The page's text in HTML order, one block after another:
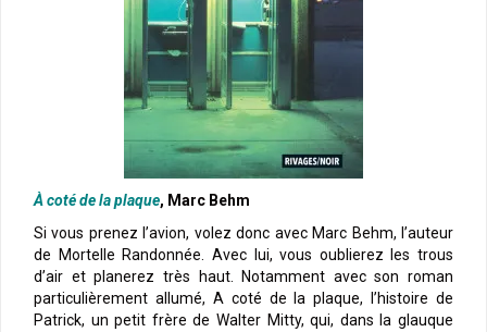
À coté de la plaque, Marc Behm
Si vous prenez l’avion, volez donc avec Marc Behm, l’auteur
de Mortelle Randonnée. Avec lui, vous oublierez les trous
d’air et planerez très haut. Notamment avec son roman
particulièrement allumé, A coté de la plaque, l’histoire de
Patrick, un petit frère de Walter Mitty, qui, dans la glauque